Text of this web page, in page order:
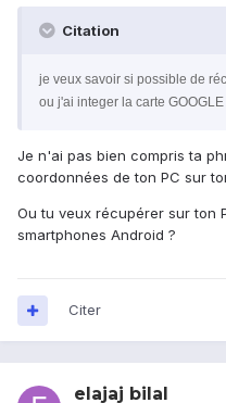
Citation
je veux savoir si possible de
ou j'ai integer la carte
Je n'ai pas bien compris ta
coordonnées de ton PC sur
Ou tu veux récupérer sur ton
smartphones Android ?
Citer
elajaj bilal